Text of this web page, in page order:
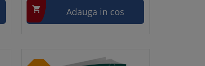
 Adauga in cos